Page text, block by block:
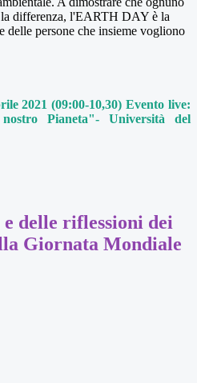
differenza, l'EARTH DAY è la
delle persone che insieme vogliono
2021(09:00-10,30) Evento live:
Pianeta"- Università del
delle riflessioni dei
Giornata Mondiale